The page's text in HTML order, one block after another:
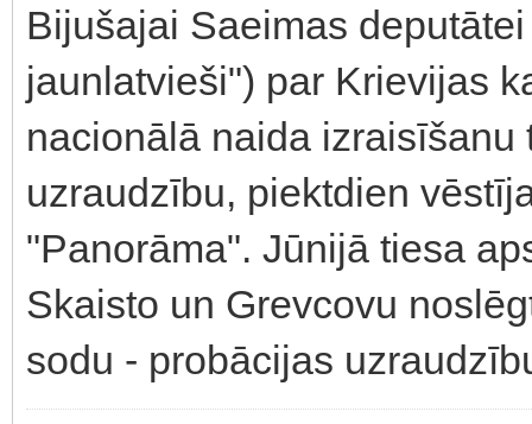
Bijušajai Saeimas
jaunlatvieši") par Krievijas
nacionālā naida
uzraudzību, piektdien
"Panorāma". Jūnijā tiesa
Skaisto un Grevcovu
sodu - probācijas